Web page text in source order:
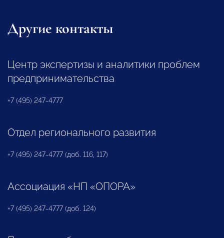
Другие контакты
Центр экспертизы и аналитики проблем
предпринимательства
+7 (495) 247-4777
Отдел регионального развития
+7 (495) 247-4777 (доб. 116, 117)
Ассоциация «НП «ОПОРА»
+7 (495) 247-4777 (доб. 124)